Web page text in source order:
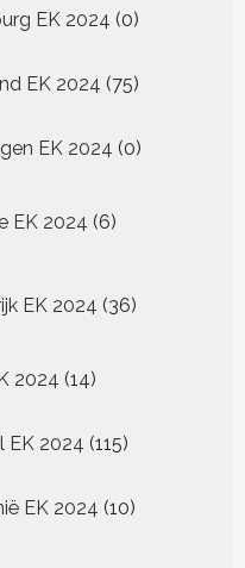
EK 2024 00
EK 2024 7575
EK 2024 00
EK 2024 6
producten
EK 2024 36
producten
2024 1414
EK 2024 115115
EK 2024 1010